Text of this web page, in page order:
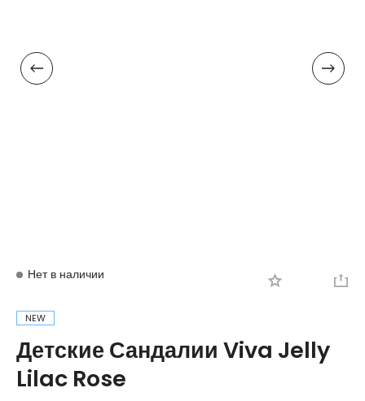
АКСЕССУАРЫ
Нет в наличии
NEW
Детские Сандалии Viva Jelly
Lilac Rose